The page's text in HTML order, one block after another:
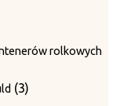
rolkowych
33